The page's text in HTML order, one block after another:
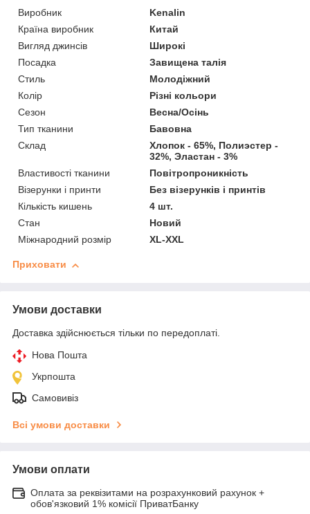
Виробник
Kenalin
Країна виробник
Китай
Вигляд джинсів
Широкі
Посадка
Завищена талія
Стиль
Молодіжний
Колір
Різні кольори
Сезон
Весна/Осінь
Тип тканини
Бавовна
Склад
Хлопок - 65%, Полиэстер -
32%, Эластан - 3%
Властивості тканини
Повітропроникність
Візерунки і принти
Без візерунків і принтів
Кількість кишень
4 шт.
Стан
Новий
Міжнародний розмір
XL-XXL
Приховати
Умови доставки
Доставка здійснюється тільки по передоплаті.
Нова Пошта
Укрпошта
Самовивіз
Всі умови доставки
Умови оплати
Оплата за реквізитами на розрахунковий рахунок +
обов'язковий 1% комісії ПриватБанку